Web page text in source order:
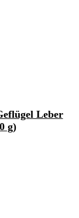
Leber
g)